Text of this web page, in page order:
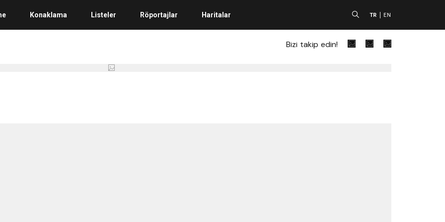
Konaklama Listeler Röportajlar Haritalar A TR EN
Bizi takip edin!